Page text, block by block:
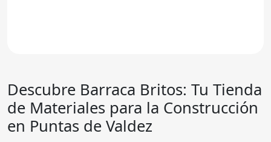
Descubre Barraca Britos: Tu Tienda
de Materiales para la Construcción
en Puntas de Valdez